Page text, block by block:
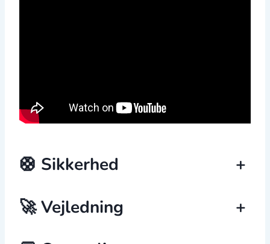
🛟 Sikkerhed
+
🚀 Vejledning
+